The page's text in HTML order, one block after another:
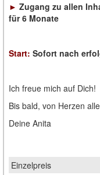
► Zugang zu allen
für 6 Monate
Start: Sofort nach
Ich freue mich auf Dich!
Bis bald, von Herzen
Deine Anita